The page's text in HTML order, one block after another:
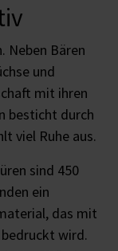
Neben Bären
und
mit ihren
besticht durch
viel Ruhe aus.
sind 450
ein
das mit
wird.